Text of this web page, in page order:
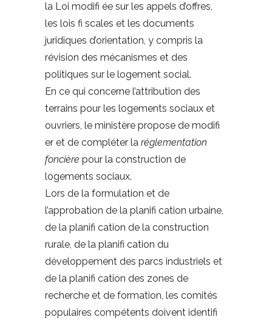
la Loi modifi ée sur les appels d’offres,
les lois fi scales et les documents
juridiques d’orientation, y compris la
révision des mécanismes et des
politiques sur le logement social.
En ce qui concerne l’attribution des
terrains pour les logements sociaux et
ouvriers, le ministère propose de modifi
er et de compléter la réglementation
foncière pour la construction de
logements sociaux.
Lors de la formulation et de
l’approbation de la planifi cation urbaine,
de la planifi cation de la construction
rurale, de la planifi cation du
développement des parcs industriels et
de la planifi cation des zones de
recherche et de formation, les comités
populaires compétents doivent identifi